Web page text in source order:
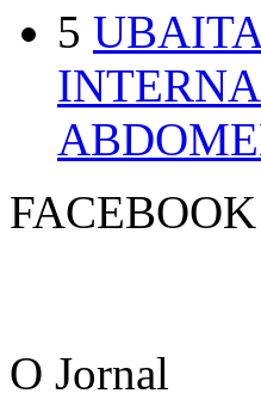
5
FACEBOOK
O Jornal